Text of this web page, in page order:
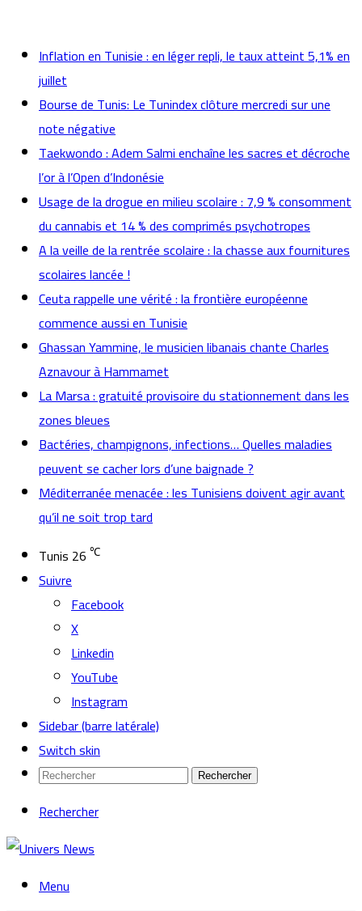
Inflation en Tunisie : en léger repli, le taux atteint 5,1% en
juillet
Bourse de Tunis: Le Tunindex clôture mercredi sur une
note négative
Taekwondo : Adem Salmi enchaîne les sacres et décroche
l’or à l’Open d’Indonésie
Usage de la drogue en milieu scolaire : 7,9 % consomment
du cannabis et 14 % des comprimés psychotropes
A la veille de la rentrée scolaire : la chasse aux fournitures
scolaires lancée !
Ceuta rappelle une vérité : la frontière européenne
commence aussi en Tunisie
Ghassan Yammine, le musicien libanais chante Charles
Aznavour à Hammamet
La Marsa : gratuité provisoire du stationnement dans les
zones bleues
Bactéries, champignons, infections… Quelles maladies
peuvent se cacher lors d’une baignade ?
Méditerranée menacée : les Tunisiens doivent agir avant
qu’il ne soit trop tard
Tunis 26 ℃
Suivre
Facebook
X
Linkedin
YouTube
Instagram
Sidebar (barre latérale)
Switch skin
Rechercher
Rechercher
Menu